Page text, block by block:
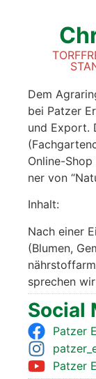
Dem
bei Pat­zer
und Export.
Online-
ner von
Inhalt:
Nach einer
(Blu­men,
spre­chen
Social
Pat­zer
Pat­zer